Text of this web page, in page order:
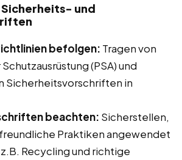
Sicherheits- und
befolgen: Tragen von
(PSA) und
Sicherheitsvorschriften in
beachten: Sicherstellen,
Praktiken angewendet
Recycling und richtige